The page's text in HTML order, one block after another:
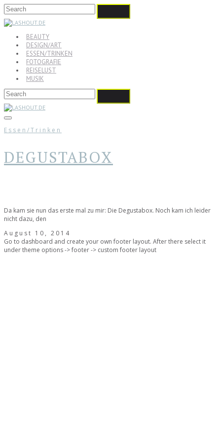
BEAUTY
DESIGN/ART
ESSEN/TRINKEN
FOTOGRAFIE
REISELUST
MUSIK
Essen/Trinken
DEGUSTABOX
Da kam sie nun das erste mal zu mir: Die Degustabox. Noch kam ich leider
nicht dazu, den
August 10, 2014
Go to dashboard and create your own footer layout. After there select it
under theme options -> footer -> custom footer layout